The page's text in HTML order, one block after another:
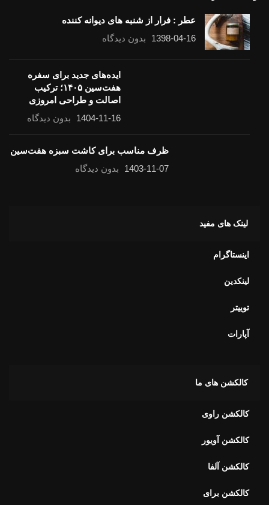
عطر : فرار از شنبه های دیوانه کننده
1398-04-16
بدون دیدگاه
ایده‌های جدید برای سفره
هفت‌سین ۱۴۰۵؛ ترکیب
اصالت و طراحی امروزی
1404-11-16
بدون دیدگاه
ظرف مناسب برای کاشت سبزه هفت‌سین
1403-11-07
بدون دیدگاه
لینک های مفید
اینستاگرام
لینکدین
توییتر
آپارات
کالکشن های ما
کالکشن راوی
کالکشن آویور
کالکشن آلفا
کالکشن برای